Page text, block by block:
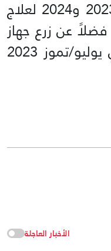
إلى عمليات سابقة في 2023 و2024 لعلاج
عن زرع جهاز
لتنظيم ضربات القلب في يوليو/تموز 2023
الأخبار العاجلة